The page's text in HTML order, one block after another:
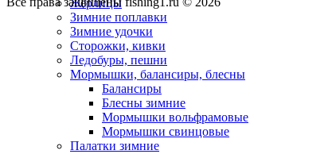
Жерлицы
Зимние поплавки
Зимние удочки
Сторожки, кивки
Ледобуры, пешни
Мормышки, балансиры, блесны
Балансиры
Блесны зимние
Мормышки вольфрамовые
Мормышки свинцовые
Палатки зимние